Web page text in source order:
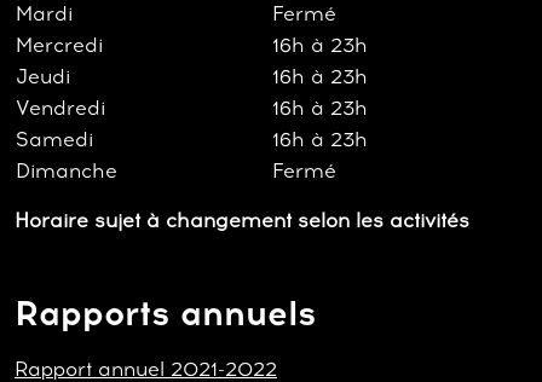
Mardi
Fermé
Mercredi
16h à 23h
Jeudi
16h à 23h
Vendredi
16h à 23h
Samedi
16h à 23h
Dimanche
Fermé
Horaire sujet à changement selon les activités
Rapports annuels
Rapport annuel 2021-2022